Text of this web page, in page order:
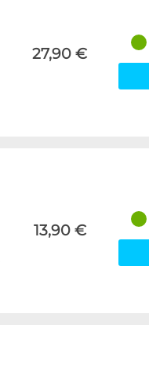
27,90 €
13,90 €